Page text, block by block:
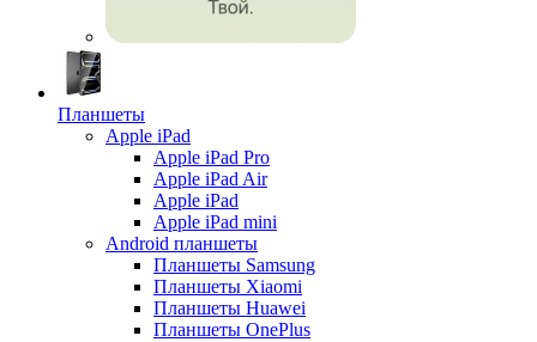
Планшеты
Apple iPad
Apple iPad Pro
Apple iPad Air
Apple iPad
Apple iPad mini
Android планшеты
Планшеты Samsung
Планшеты Xiaomi
Планшеты Huawei
Планшеты OnePlus